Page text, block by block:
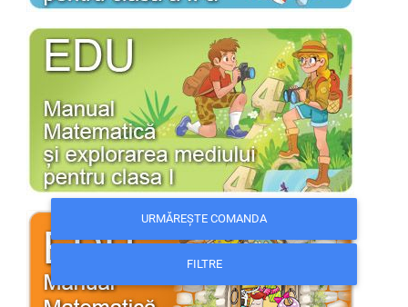
URMĂREȘTE COMANDA
FILTRE